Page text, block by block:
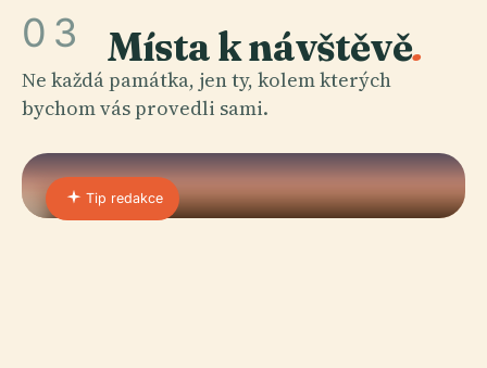
03 Místa k návštěvě.
Ne každá památka, jen ty, kolem kterých
bychom vás provedli sami.
Tip redakce